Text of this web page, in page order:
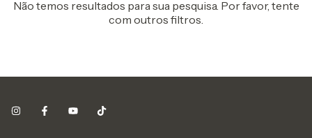
Não temos resultados para sua pesquisa. Por favor, tente
com outros filtros.